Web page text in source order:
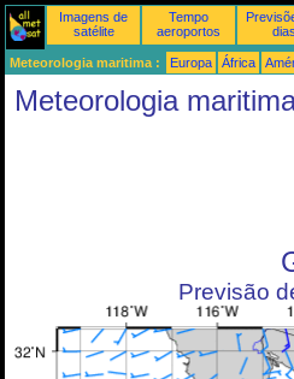
Imagens de
satélite
Tempo
aeroportos
dias
Meteorologia maritima : Europa África
Meteorologia
Previsão